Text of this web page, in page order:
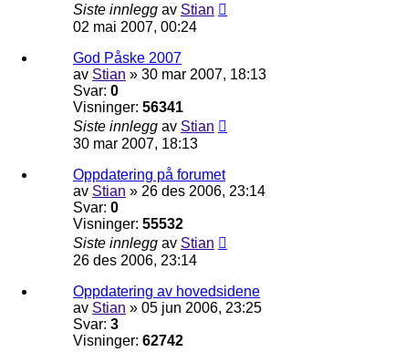
Siste innlegg av Stian
02 mai 2007, 00:24
God Påske 2007
av Stian » 30 mar 2007, 18:13
Svar: 0
Visninger: 56341
Siste innlegg av Stian
30 mar 2007, 18:13
Oppdatering på forumet
av Stian » 26 des 2006, 23:14
Svar: 0
Visninger: 55532
Siste innlegg av Stian
26 des 2006, 23:14
Oppdatering av hovedsidene
av Stian » 05 jun 2006, 23:25
Svar: 3
Visninger: 62742